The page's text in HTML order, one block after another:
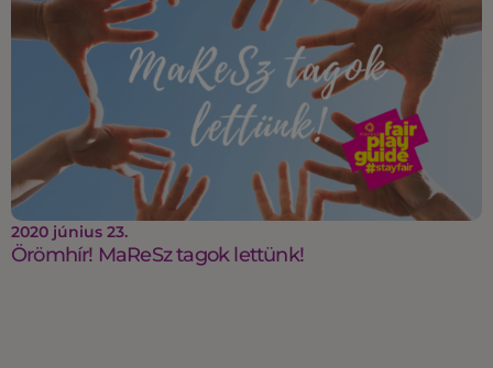
2020 június 23.
Örömhír! MaReSz tagok lettünk!